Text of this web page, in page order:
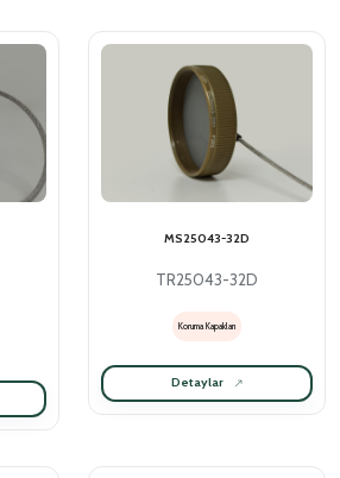
MS25043-32D
TR25043-32D
Koruma Kapakları
Detaylar